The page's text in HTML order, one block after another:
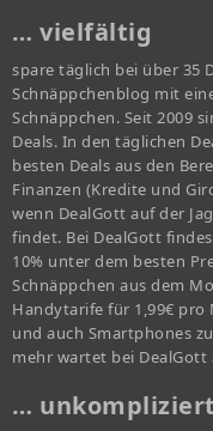
… vielfältig
spare täglich bei über 35
Schnäppchenblog mit
Schnäppchen. Seit 2009
Deals. In den täglichen
besten Deals aus den
Finanzen (Kredite und
wenn DealGott auf der
findet. Bei DealGott
10% unter dem besten
Schnäppchen aus dem
Handytarife für 1,99€
und auch Smartphones
mehr wartet bei DealGott
… unkompliziert